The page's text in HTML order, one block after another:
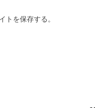
トを保存する。